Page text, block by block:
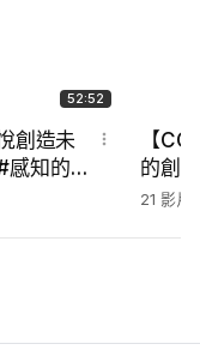
52:52
創造未
知的機
生命力
【
的創
期課
21 影片